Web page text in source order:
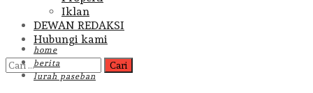
Iklan
DEWAN REDAKSI
Hubungi kami
Cari
untuk:
home
berita
lurah paseban